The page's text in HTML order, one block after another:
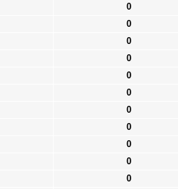
0
0
0
0
0
0
0
0
0
0
0